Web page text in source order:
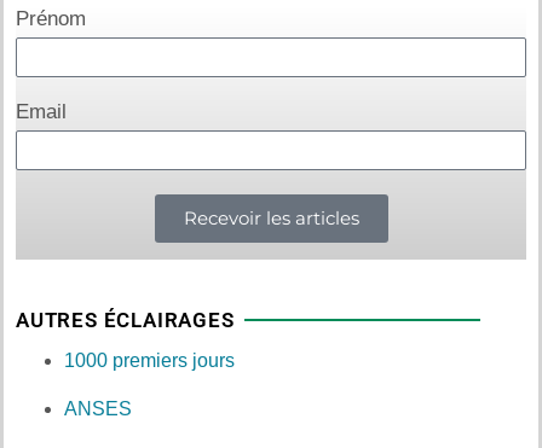
Prénom
Email
Recevoir les articles
AUTRES ÉCLAIRAGES
1000 premiers jours
ANSES